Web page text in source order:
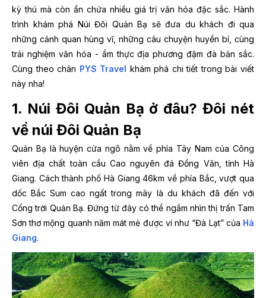
kỳ thú mà còn ẩn chứa nhiều giá trị văn hóa đặc sắc. Hành
trình khám phá Núi Đôi Quản Bạ sẽ đưa du khách đi qua
những cảnh quan hùng vĩ, những câu chuyện huyền bí, cùng
trải nghiệm văn hóa - ẩm thực địa phương đậm đà bản sắc.
Cùng theo chân PYS Travel khám phá chi tiết trong bài viết
này nha!
1. Núi Đôi Quản Bạ ở đâu? Đôi nét
về núi Đôi Quản Bạ
Quản Bạ là huyện cửa ngõ nằm về phía Tây Nam của Công
viên địa chất toàn cầu Cao nguyên đá Đồng Văn, tỉnh Hà
Giang. Cách thành phố Hà Giang 46km về phía Bắc, vượt qua
dốc Bắc Sum cao ngất trong mây là du khách đã đến với
Cổng trời Quản Bạ. Đứng từ đây có thể ngắm nhìn thị trấn Tam
Sơn thơ mộng quanh năm mát mẻ được ví như “Đà Lạt” của Hà
Giang.